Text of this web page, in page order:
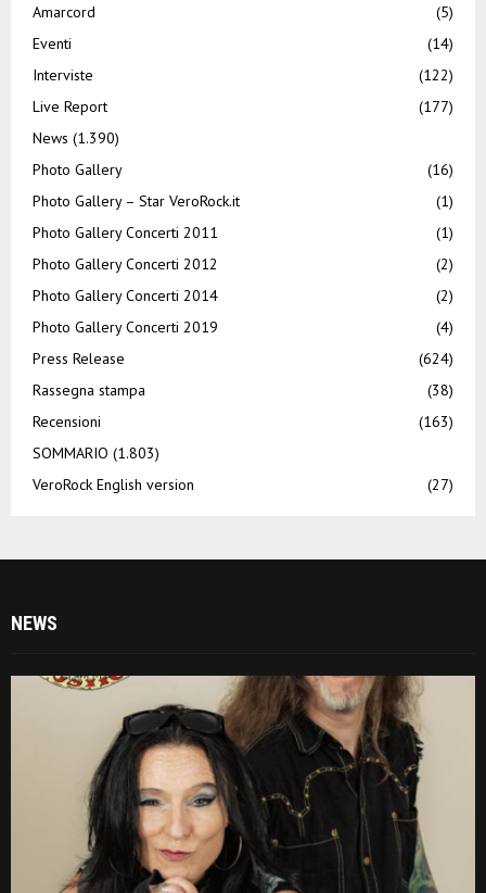
Amarcord
(5)
Eventi
(14)
Interviste
(122)
Live Report
(177)
News (1.390)
Photo Gallery
(16)
Photo Gallery – Star VeroRock.it
(1)
Photo Gallery Concerti 2011
(1)
Photo Gallery Concerti 2012
(2)
Photo Gallery Concerti 2014
(2)
Photo Gallery Concerti 2019
(4)
Press Release
(624)
Rassegna stampa
(38)
Recensioni
(163)
SOMMARIO (1.803)
VeroRock English version
(27)
NEWS